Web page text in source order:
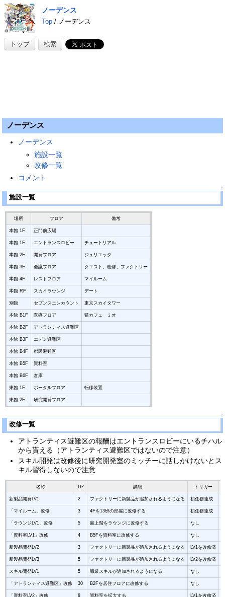
ノーデンス
Top/ ノーデンス
トップ 検索
ノーデンス
ノーデンス
施設一覧
改修一覧
コメント
↑
施設一覧
場所 フロア 備考
本館 1F 正門前広場
本館 1F エントランスロビー チュートリアル
本館 2F 開発フロア ジュリエッタ
本館 3F 会議フロア クエスト、改修、ファクトリー
本館 4F レストフロア マイルーム
本館 RF スカイラウンジ デート
別館 セブンスエンカウント 東京スカイタワー
本館 B1F 医療フロア 猫カフェ ミオ
本館 B2F アトランティス避難区
本館 B3F エデン避難区
本館 B4F 都民避難区
本館 B5F 資料室
本館 B6F 倉庫
東館 1F ポータルフロア 転移装置
東館 2F 研究開発フロア
↑
改修一覧
アトランティス避難区の報酬はエントランスロビーにいるチハル
から貰える（アトランティス避難区ではないので注意）
スキル開発は改修後に研究開発室のミッチーに話しかけないとス
キル習得しないので注意
名称 DZ 詳細 トリガー
新製品開発LV1 2 ファクトリーに新製品が追加されるようになる 初任務達成
「マイルーム」改修 3 4Fを13班の部屋に改修する 初任務達成
「ラウンジLV1」改修 5 最上階をラウンジに改修する なし
「資料室LV1」改修 4 B5Fを資料室に改修する なし
新製品開発LV2 3 ファクトリーに新製品が追加されるようになる LV1を改修済
新製品開発LV3 5 ファクトリーに新製品が追加されるようになる LV2を改修済
スキル開発LV1 5 職業スキルが追加されるようになる なし
「アトランティス避難区」改修 30 B2Fを居住フロアに改修する なし
「資料室LV2」改修 8 資料室を拡大する LV1を改修済